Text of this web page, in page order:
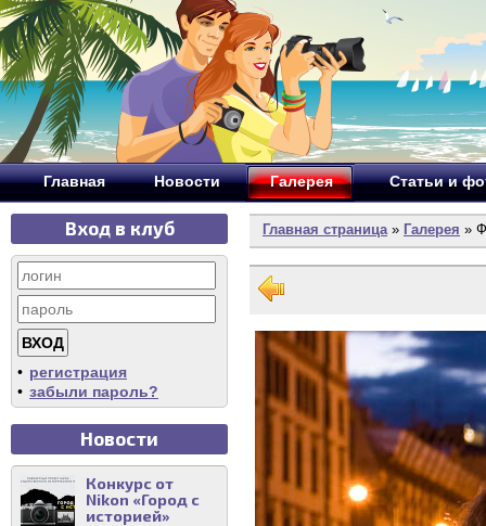
Главная Новости Галерея Статьи и
Вход в клуб
• регистрация
• забыли пароль?
Новости
Конкурс от
Nikon «Город с
историей»
Главная страница» Галерея »